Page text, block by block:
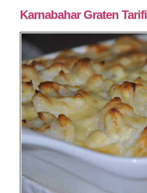
Karnabahar Graten Tarifi